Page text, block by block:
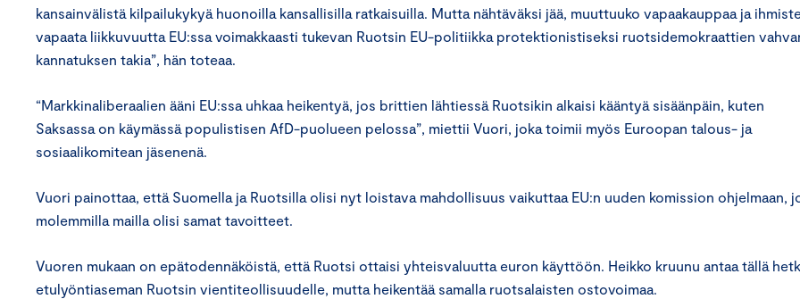
kansainvälistä kilpailukykyä huonoilla kansallisilla ratkaisuilla. Mutta nähtäväksi jää, muuttuuko vapaakauppaa ja
vapaata liikkuvuutta EU:ssa voimakkaasti tukevan Ruotsin EU-politiikka protektionistiseksi ruotsidemokraattien
kannatuksen takia”, hän toteaa.
“Markkinaliberaalien ääni EU:ssa uhkaa heikentyä, jos brittien lähtiessä Ruotsikin alkaisi kääntyä sisäänpäin, kuten
Saksassa on käymässä populistisen AfD-puolueen pelossa”, miettii Vuori, joka toimii myös Euroopan talous- ja
sosiaalikomitean jäsenenä.
Vuori painottaa, että Suomella ja Ruotsilla olisi nyt loistava mahdollisuus vaikuttaa EU:n uuden komission ohjelmaan,
molemmilla mailla olisi samat tavoitteet.
Vuoren mukaan on epätodennäköistä, että Ruotsi ottaisi yhteisvaluutta euron käyttöön. Heikko kruunu antaa tällä
etulyöntiaseman Ruotsin vientiteollisuudelle, mutta heikentää samalla ruotsalaisten ostovoimaa.